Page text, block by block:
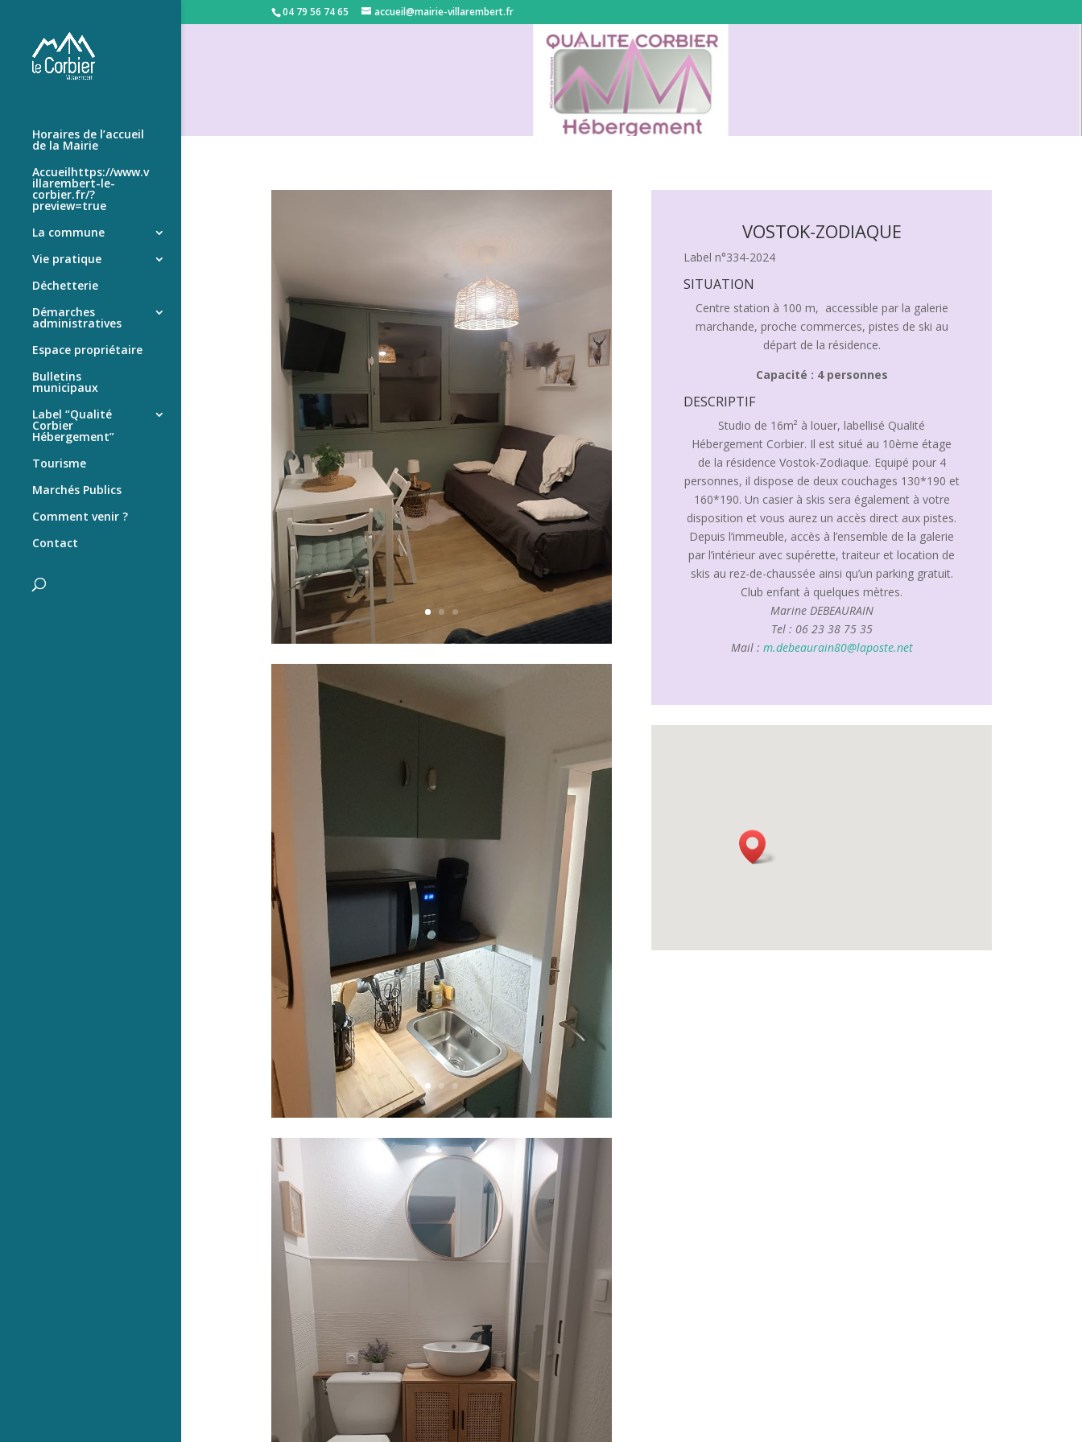
04 79 56 74 65 accueil@mairie-villarembert.fr
Horaires de l’accueil
de la Mairie
Accueilhttps://www.v
illarembert-le-
corbier.fr/?
preview=true
La commune
Vie pratique
Déchetterie
Démarches
administratives
Espace propriétaire
Bulletins
municipaux
Label “Qualité
Corbier
Hébergement”
Tourisme
Marchés Publics
Comment venir ?
Contact
VOSTOK-ZODIAQUE
Label n°334-2024
SITUATION
Centre station à 100 m, accessible par la galerie
marchande, proche commerces, pistes de ski au
départ de la résidence.
Capacité : 4 personnes
DESCRIPTIF
Studio de 16m² à louer, labellisé Qualité
Hébergement Corbier. Il est situé au 10ème étage
de la résidence Vostok-Zodiaque. Equipé pour 4
personnes, il dispose de deux couchages 130*190 et
160*190. Un casier à skis sera également à votre
disposition et vous aurez un accès direct aux pistes.
Depuis l’immeuble, accès à l’ensemble de la galerie
par l’intérieur avec supérette, traiteur et location de
skis au rez-de-chaussée ainsi qu’un parking gratuit.
Club enfant à quelques mètres.
Marine DEBEAURAIN
Tel : 06 23 38 75 35
Mail : m.debeaurain80@laposte.net